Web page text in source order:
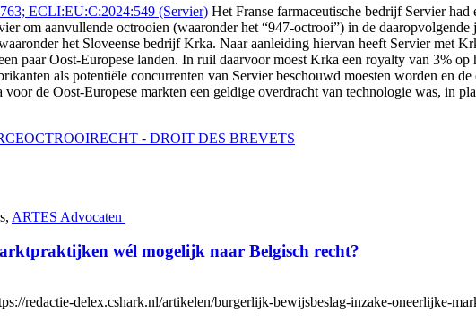
ECLI:EU:C:2024:549 (Servier) Het Franse farmaceutische bedrijf Servier
om aanvullende octrooien (waaronder het “947-octrooi”) in de
het Sloveense bedrijf Krka. Naar aanleiding hiervan heeft Servier met
paar Oost-Europese landen. In ruil daarvoor moest Krka een royalty van 3% op
als potentiële concurrenten van Servier beschouwd moesten worden en
de Oost-Europese markten een geldige overdracht van technologie was, in
OCTROOIRECHT - DROIT DES BREVETS
ARTES Advocaten
wél mogelijk naar Belgisch recht?
redactie-delex.cshark.nl/artikelen/burgerlijk-bewijsbeslag-inzake-oneerlijke-